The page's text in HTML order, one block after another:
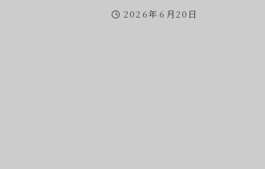
2026年6月20日